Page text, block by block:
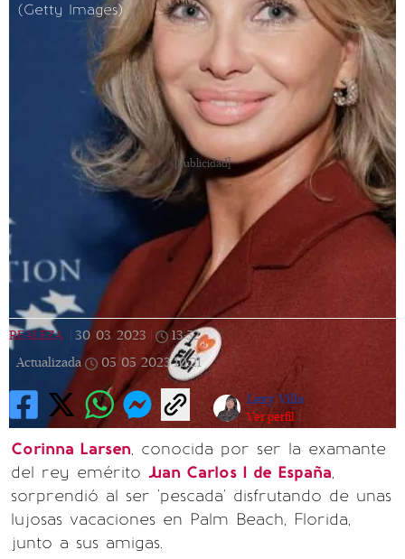
(Getty Images)
[Publicidad]
REALEZA 30/03/2023 13:52 |
Actualizada
05/05/2023 10:21
Lexy Villa
Ver perfil
Corinna Larsen, conocida por ser la examante
del rey emérito Juan Carlos I de España,
sorprendió al ser 'pescada' disfrutando de unas
lujosas vacaciones en Palm Beach, Florida,
junto a sus amigas.